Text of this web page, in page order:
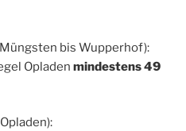
bis Wupperhof):
Opladen mindestens 49